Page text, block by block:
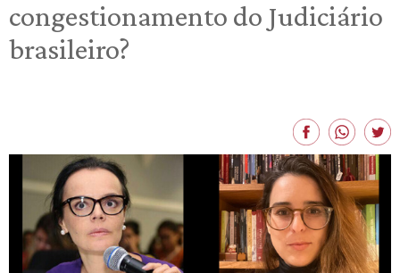
congestionamento do Judiciário
brasileiro?